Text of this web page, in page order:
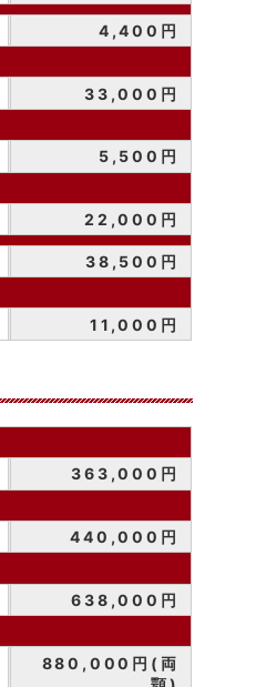
4,400円
33,000円
5,500円
22,000円
38,500円
11,000円
363,000円
440,000円
638,000円
880,000円(両